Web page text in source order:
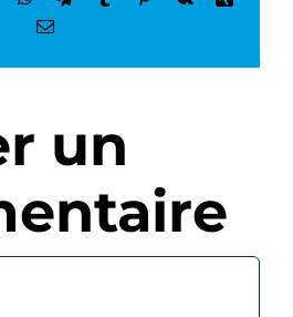
Email
un